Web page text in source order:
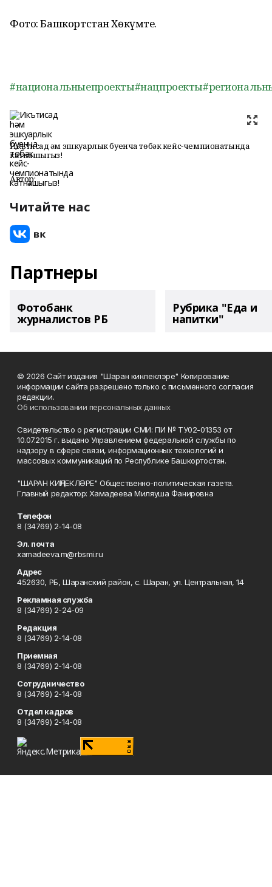
Фото: Башкортстан Хөкүмәте.
#национальныепроекты#нацпроекты
Икътисад һәм эшкуарлык буенча төбәк кейс-чемпионатында
катнашыгыз!
Автор:
Читайте нас
Партнеры
Фотобанк
журналистов РБ
Рубрика "Еда и
напитки"
© 2026 Сайт издания "Шаран кинлеклэре" Копирование
информации сайта разрешено только с письменного согласия
редакции.
Об использовании персональных данных
Свидетельство о регистрации СМИ: ПИ № ТУ02-01353 от
10.07.2015 г. выдано Управлением федеральной службы по
надзору в сфере связи, информационных технологий и
массовых коммуникаций по Республике Башкортостан.
"ШАРАН КИҢЛЕКЛӘРЕ" Общественно-политическая газета.
Главный редактор: Хамадеева Миляуша Фанировна
Телефон
8 (34769) 2-14-08
Эл. почта
xamadeeva.m@rbsmi.ru
Адрес
452630, РБ, Шаранский район, с. Шаран, ул. Центральная, 14
Рекламная служба
8 (34769) 2-24-09
Редакция
8 (34769) 2-14-08
Приемная
8 (34769) 2-14-08
Сотрудничество
8 (34769) 2-14-08
Отдел кадров
8 (34769) 2-14-08